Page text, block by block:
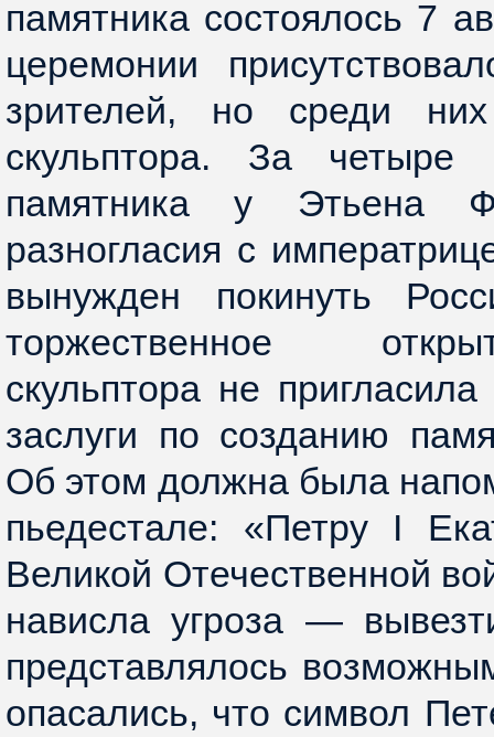
памятника состоялось 7
церемонии
зрителей, но среди
скульптора. За четыре
памятника у Этьена
разногласия с
вынужден покинуть
торжественное
скульптора не
заслуги по созданию
Об этом должна была
пьедестале: «Петру I
Великой Отечественной
нависла угроза —
представлялось
опасались, что символ